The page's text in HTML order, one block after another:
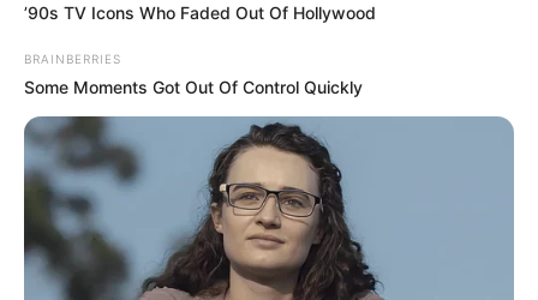
’90s TV Icons Who Faded Out Of Hollywood
BRAINBERRIES
Some Moments Got Out Of Control Quickly